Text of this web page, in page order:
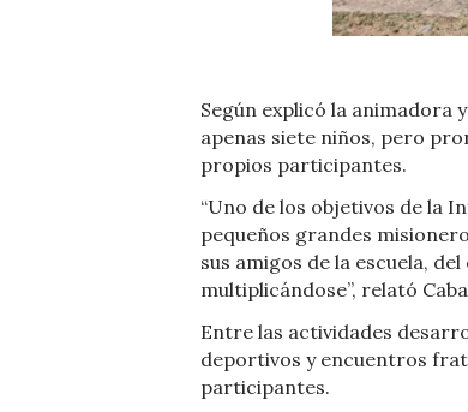
Según explicó la animadora
apenas siete niños, pero
propios participantes.
“Uno de los objetivos de la
pequeños grandes
sus amigos de la escuela,
multiplicándose”, relató
Entre las actividades
deportivos y encuentros
participantes.